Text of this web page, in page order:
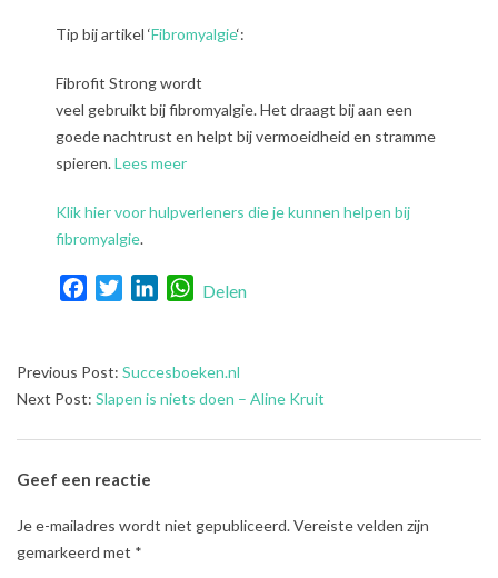
Tip bij artikel ‘Fibromyalgie‘:
Fibrofit Strong wordt
veel gebruikt bij fibromyalgie. Het draagt bij aan een
goede nachtrust en helpt bij vermoeidheid en stramme
spieren.Lees meer
Klik hier voor hulpverleners die je kunnen helpen bij
fibromyalgie.
FacebookTwitterLinkedInWhatsApp
Delen
2018-
07-
Previous Post: Succesboeken.nl
Next Post: Slapen is niets doen – Aline Kruit
Geef een reactie
Je e-mailadres wordt niet gepubliceerd.Vereiste velden zijn
gemarkeerd met *